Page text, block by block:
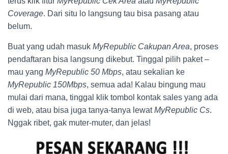
Coverage. Dari situ lo langsung tau bisa pasang atau
belum.
Buat yang udah masuk MyRepublic Cakupan Area, proses
pendaftaran bisa langsung dikebut. Tinggal pilih paket –
mau yang MyRepublic 50 Mbps, atau sekalian ke
MyRepublic 150Mbps, semua ada! Kalau bingung mau
mulai dari mana, tinggal klik tombol kontak sales yang ada
di web, atau bisa juga tanya-tanya lewatMyRepublic Cs.
Nggak ribet, gak muter-muter, dan jelas!